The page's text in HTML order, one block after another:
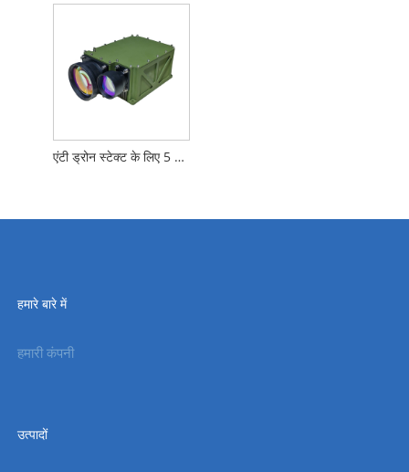
एंटी ड्रोन स्टेक्ट के लिए 5 किमी लेजर रेंजफाइंडर मॉड्यूल
हमारे बारे में
हमारी कंपनी
उत्पादों